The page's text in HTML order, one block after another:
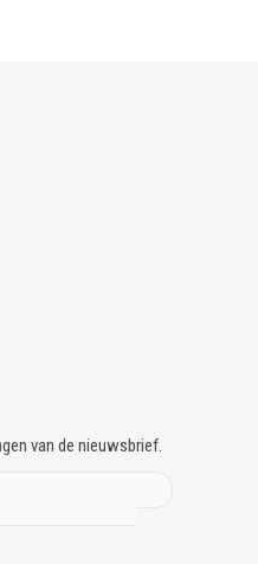
van de nieuwsbrief.